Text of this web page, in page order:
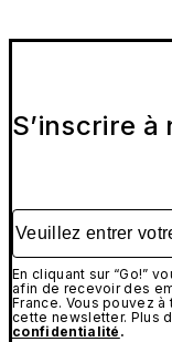
S’inscrire
Veuillez entrer
En cliquant sur “Go!”
afin de recevoir des
France. Vous pouvez
cette newsletter. Plus
confidentialité .